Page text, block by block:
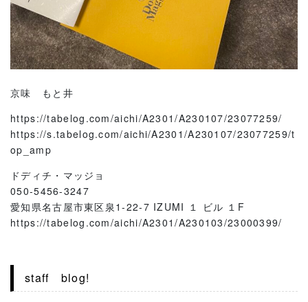
京味 もと井
https://tabelog.com/aichi/A2301/A230107/23077259/
https://s.tabelog.com/aichi/A2301/A230107/23077259/t
op_amp
ドディチ・マッジョ
050-5456-3247
愛知県名古屋市東区泉1-22-7 IZUMI １ ビル １F
https://tabelog.com/aichi/A2301/A230103/23000399/
staff blog!